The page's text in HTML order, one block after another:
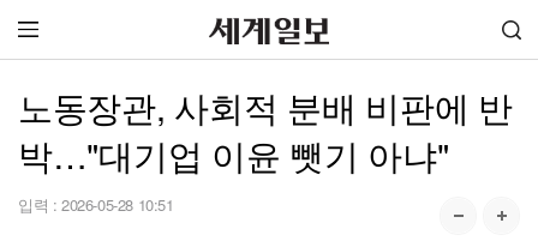
노동장관, 사회적 분배 비판에 반
박…"대기업 이윤 뺏기 아냐"
입력 : 2026-05-28 10:51